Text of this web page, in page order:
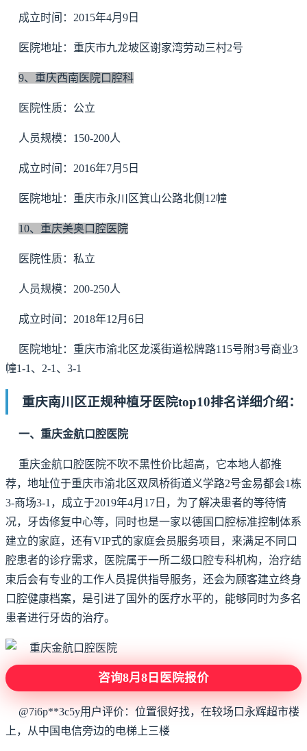
成立时间：2015年4月9日
医院地址：重庆市九龙坡区谢家湾劳动三村2号
9、重庆西南医院口腔科
医院性质：公立
人员规模：150-200人
成立时间：2016年7月5日
医院地址：重庆市永川区箕山公路北侧12幢
10、重庆美奥口腔医院
医院性质：私立
人员规模：200-250人
成立时间：2018年12月6日
医院地址：重庆市渝北区龙溪街道松牌路115号附3号商业3
幢1-1、2-1、3-1
重庆南川区正规种植牙医院top10排名详细介绍：
一、重庆金航口腔医院
重庆金航口腔医院不吹不黑性价比超高，它本地人都推
荐，地址位于重庆市渝北区双凤桥街道义学路2号金易都会1栋
3-商场3-1，成立于2019年4月17日，为了解决患者的等待情
况，牙齿修复中心等，同时也是一家以德国口腔标准控制体系
建立的家庭，还有VIP式的家庭会员服务项目，来满足不同口
腔患者的诊疗需求，医院属于一所二级口腔专科机构，治疗结
束后会有专业的工作人员提供指导服务，还会为顾客建立终身
口腔健康档案，是引进了国外的医疗水平的，能够同时为多名
患者进行牙齿的治疗。
咨询8月8日医院报价
@7i6p**3c5y用户评价：位置很好找，在较场口永辉超市楼
上，从中国电信旁边的电梯上三楼